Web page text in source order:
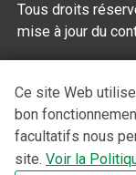
Tous droits
mise à jour du
Ce site Web
bon
facultatifs nous
site. Voir la